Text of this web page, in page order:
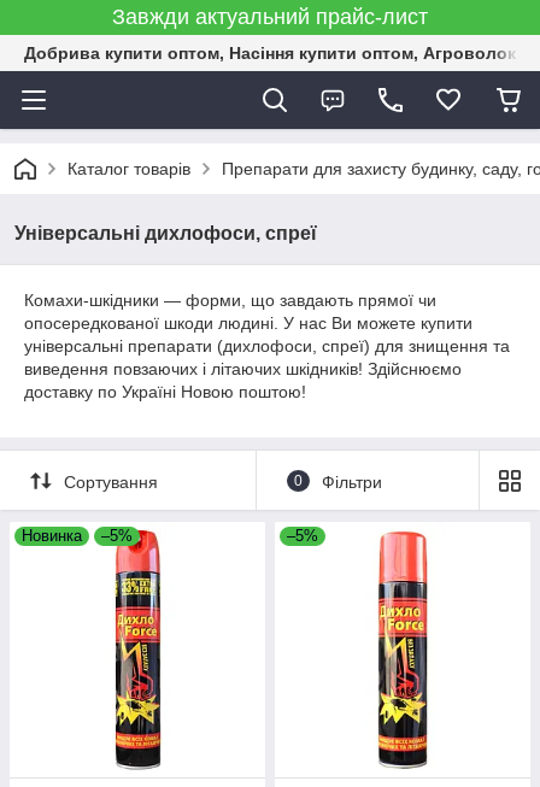
Завжди актуальний прайс-лист
Добрива купити оптом, Насіння купити оптом,
Каталог товарів Препарати для захисту будинку, саду,
Універсальні дихлофоси, спреї
Комахи-шкідники — форми, що завдають прямої чи
опосередкованої шкоди людині. У нас Ви можете купити
універсальні препарати (дихлофоси, спреї) для знищення та
виведення повзаючих і літаючих шкідників! Здійснюємо
доставку по Україні Новою поштою!
Сортування 0 Фільтри
Новинка –5% –5%